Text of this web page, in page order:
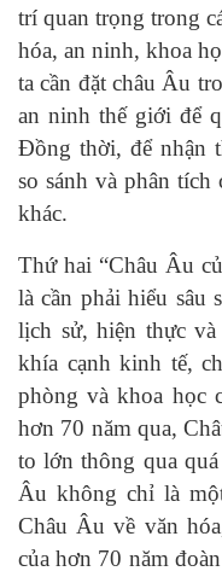
trí quan trọng trong
hóa, an ninh, khoa
ta cần đặt châu Âu
an ninh thế giới để
Đồng thời, để nhận
so sánh và phân
khác.
Thứ hai “Châu Âu
là cần phải hiểu sâu
lịch sử, hiện thực
khía cạnh kinh tế,
phòng và khoa học
hơn 70 năm qua,
to lớn thông qua
Âu không chỉ là
Châu Âu về văn
của hơn 70 năm